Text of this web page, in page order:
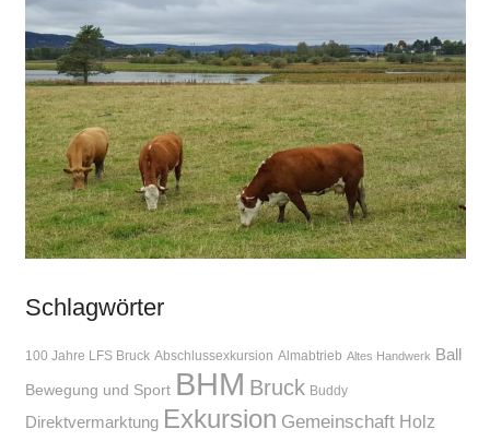
Schlagwörter
100 Jahre LFS Bruck Abschlussexkursion Almabtrieb Altes Handwerk Ball
Bewegung und Sport BHM Bruck Buddy
Direktvermarktung Exkursion Gemeinschaft Holz